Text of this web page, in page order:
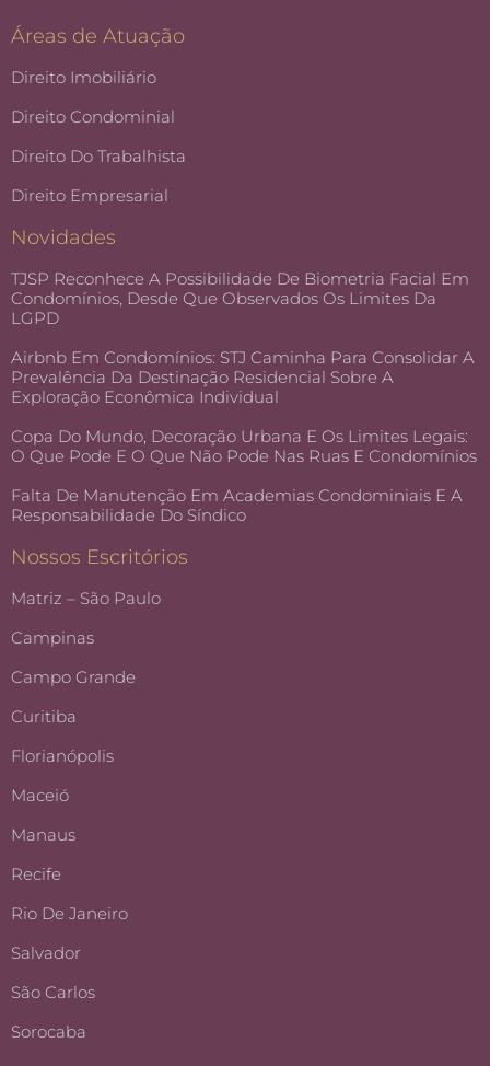
Áreas de Atuação
Direito Imobiliário
Direito Condominial
Direito Do Trabalhista
Direito Empresarial
Novidades
TJSP Reconhece A Possibilidade De Biometria Facial Em
Condomínios, Desde Que Observados Os Limites Da
LGPD
Airbnb Em Condomínios: STJ Caminha Para Consolidar A
Prevalência Da Destinação Residencial Sobre A
Exploração Econômica Individual
Copa Do Mundo, Decoração Urbana E Os Limites Legais:
O Que Pode E O Que Não Pode Nas Ruas E Condomínios
Falta De Manutenção Em Academias Condominiais E A
Responsabilidade Do Síndico
Nossos Escritórios
Matriz – São Paulo
Campinas
Campo Grande
Curitiba
Florianópolis
Maceió
Manaus
Recife
Rio De Janeiro
Salvador
São Carlos
Sorocaba